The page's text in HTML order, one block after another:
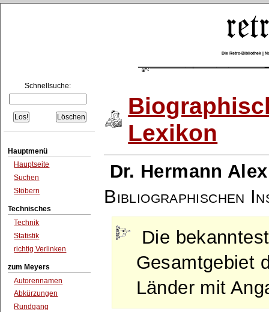
Die Retro-Bibliothek |
Schnellsuche:
Hauptmenü
Hauptseite
Suchen
Stöbern
Technisches
Technik
Statistik
richtig Verlinken
zum Meyers
Autorennamen
Abkürzungen
Rundgang
Lexikon
Dr. Hermann
Bibliographischen
Die
Gesamtgebiet
Länder mit